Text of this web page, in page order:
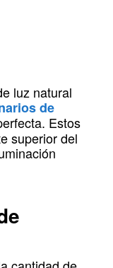
luz natural
de
Estos
superior del